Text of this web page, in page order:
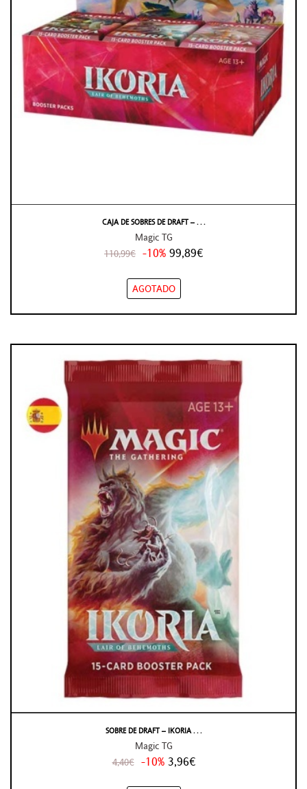
CAJA DE SOBRES DE DRAFT – . . .
Magic TG
110,99€ -10% 99,89€
AGOTADO
SOBRE DE DRAFT – IKORIA . . .
Magic TG
4,40€ -10% 3,96€